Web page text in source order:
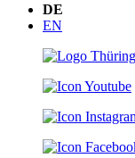
DE
EN